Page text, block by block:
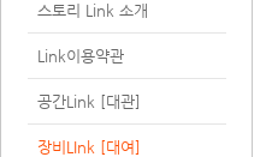
스토리 Link 소개
Link이용약관
공간Link [대관]
장비LInk [대여]